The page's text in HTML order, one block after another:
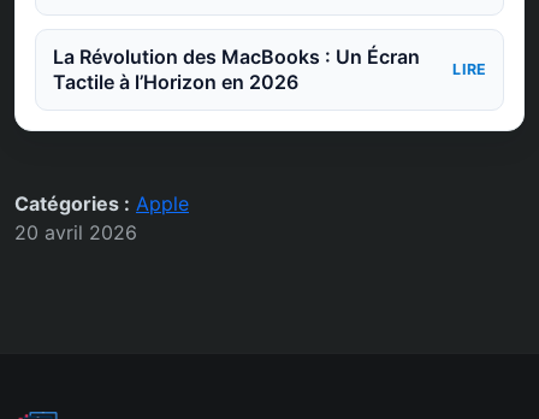
La Révolution des MacBooks : Un Écran
Tactile à l’Horizon en 2026
LIRE
Catégories : Apple
20 avril 2026